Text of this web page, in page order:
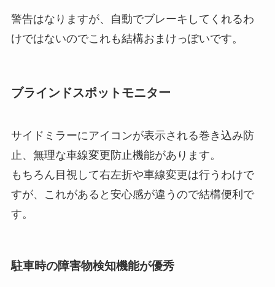
警告はなりますが、自動でブレーキしてくれるわ
けではないのでこれも結構おまけっぽいです。
ブラインドスポットモニター
サイドミラーにアイコンが表示される巻き込み防
止、無理な車線変更防止機能があります。
もちろん目視して右左折や車線変更は行うわけで
すが、これがあると安心感が違うので結構便利で
す。
駐車時の障害物検知機能が優秀